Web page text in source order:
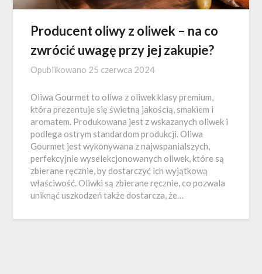
Producent oliwy z oliwek – na co
zwrócić uwagę przy jej zakupie?
Opublikowano 25 czerwca 2024
Oliwa Gourmet to oliwa z oliwek klasy premium,
która prezentuje się świetną jakością, smakiem i
aromatem. Produkowana jest z wskazanych oliwek i
podlega ostrym standardom produkcji. Oliwa
Gourmet jest wykonywana z najwspanialszych,
perfekcyjnie wyselekcjonowanych oliwek, które są
zbierane ręcznie, by dostarczyć ich wyjątkową
właściwość. Oliwki są zbierane ręcznie, co pozwala
uniknąć uszkodzeń także dostarcza, że…